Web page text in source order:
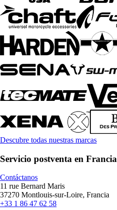
Descubre todas nuestras marcas
Servicio postventa en Francia
Contáctanos
11 rue Bernard Maris
37270 Montlouis-sur-Loire, Francia
+33 1 86 47 62 58